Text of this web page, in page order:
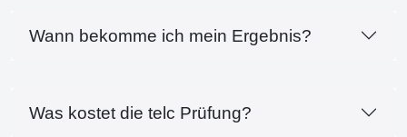
Wann bekomme ich mein Ergebnis?
Was kostet die telc Prüfung?